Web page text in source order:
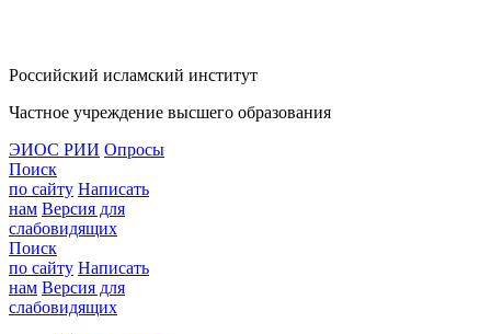
Российский исламский институт
Частное учреждение высшего образования
ЭИОС РИИ Опросы
Поиск
по сайту Написать
нам Версия для
слабовидящих
Поиск
по сайту Написать
нам Версия для
слабовидящих